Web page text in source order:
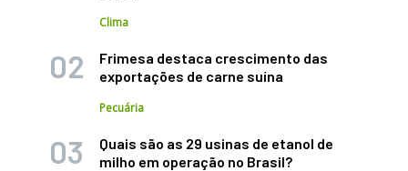
Clima
Frimesa destaca crescimento das
exportações de carne suína
Pecuária
Quais são as 29 usinas de etanol de
milho em operação no Brasil?